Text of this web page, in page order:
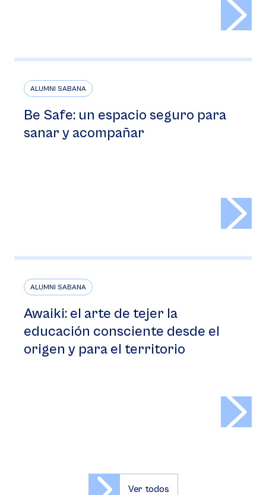
ALUMNI SABANA
Be Safe: un espacio seguro para
sanar y acompañar
ALUMNI SABANA
Awaiki: el arte de tejer la
educación consciente desde el
origen y para el territorio
Ver todos